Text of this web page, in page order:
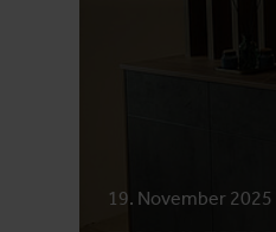
19. November 2025